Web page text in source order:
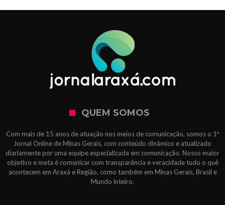
QUEM SOMOS
Com mais de 15 anos de atuação nos meios de comunicação, somos o 1º
Jornal Online de Minas Gerais, com conteúdo dinâmico e atualizado
diariamente por uma equipe especializada em comunicação. Nosso maior
objetivo e meta é comunicar com transparência e veracidade tudo o quê
acontecem em Araxá e Região, como também em Minas Gerais, Brasil e
Mundo inteiro.